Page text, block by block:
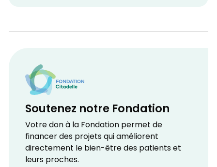
Soutenez notre Fondation
Votre don à la Fondation permet de
financer des projets qui améliorent
directement le bien-être des patients et
leurs proches.